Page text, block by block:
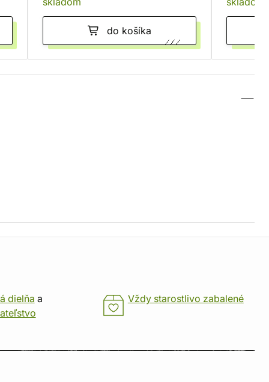
do košíka
dielňa a
Vždy starostlivo zabalené